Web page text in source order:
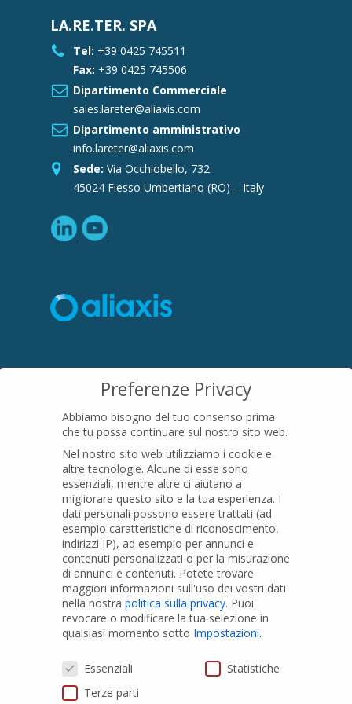
LA.RE.TER. SPA
Tel: +39 0425 745511
Fax: +39 0425 745506
Dipartimento Commerciale
sales.lareter@aliaxis.com
Dipartimento amministrativo
info.lareter@aliaxis.com
Sede: Via Occhiobello, 732
45024 Fiesso Umbertiano (RO) – Italy
16015 Casella (GE) – Italy
01079200299
PRODOTTI
Tubi PVC
Raccordi PVC
Tubi e Raccordi in PVC-A
Pozzi Artesiani
Preferenze Privacy
Abbiamo bisogno del tuo consenso prima
che tu possa continuare sul nostro sito web.
Nel nostro sito web utilizziamo i cookie e
altre tecnologie. Alcune di esse sono
essenziali, mentre altre ci aiutano a
migliorare questo sito e la tua esperienza. I
dati personali possono essere trattati (ad
esempio caratteristiche di riconoscimento,
indirizzi IP), ad esempio per annunci e
contenuti personalizzati o per la misurazione
di annunci e contenuti. Potete trovare
maggiori informazioni sull'uso dei vostri dati
nella nostra politica sulla privacy. Puoi
revocare o modificare la tua selezione in
qualsiasi momento sotto Impostazioni.
Preferenze Privacy
Essenziali
Statistiche
Terze parti